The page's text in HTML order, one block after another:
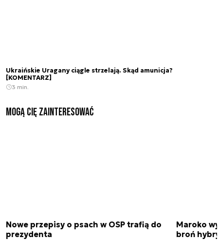
Ukraińskie Uragany ciągle strzelają. Skąd amunicja?
[KOMENTARZ]
3 min.
Mogą Cię zainteresować
Nowe przepisy o psach w OSP trafią do
prezydenta
Maroko
broń